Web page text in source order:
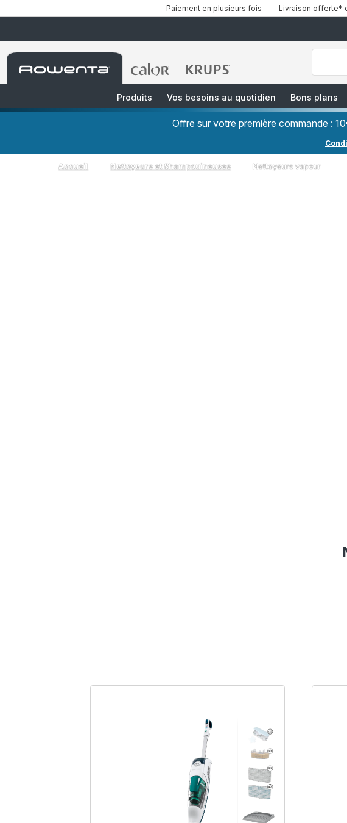
Paiement en plusieurs fois Livraison offerte*
Accueil
Rowenta
Accueil
Accueil
["Que
Café
Produits
Vos besoins au quotidien Bons plans
Offre sur votre première commande :
Accueil Nettoyeurs et Shampouineuses Nettoyeurs vapeur